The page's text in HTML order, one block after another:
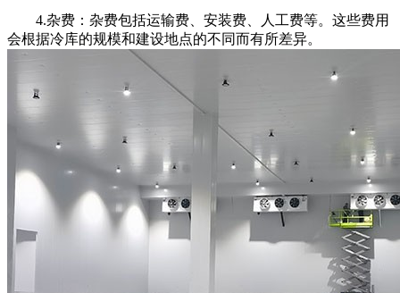
4.杂费：杂费包括运输费、安装费、人工费等。这些费用
会根据冷库的规模和建设地点的不同而有所差异。